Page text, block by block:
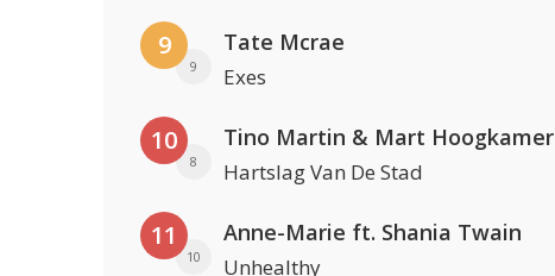
9
9
Tate Mcrae
Exes
10
8
Tino Martin & Mart Hoogkamer
Hartslag Van De Stad
11
10
Anne-Marie ft. Shania Twain
Unhealthy